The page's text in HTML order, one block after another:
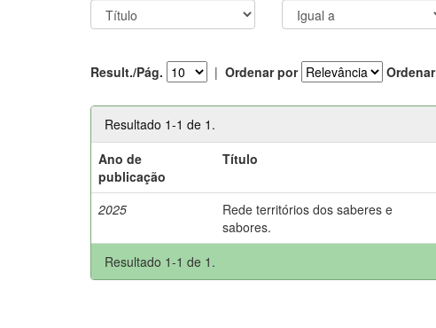
Result./Pág. | Ordenar por Ordenar
Resultado 1-1 de 1.
Ano de
publicação
Título
2025
Rede territórios dos saberes e
sabores.
Resultado 1-1 de 1.